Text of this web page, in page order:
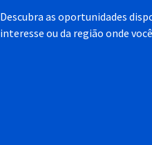
Descubra as oportunidades
interesse ou da região onde